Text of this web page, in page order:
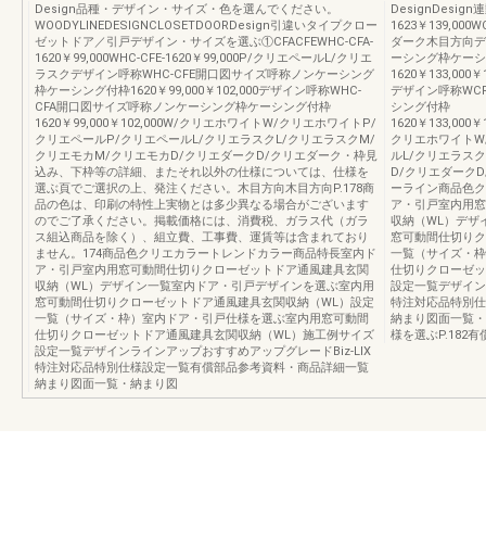
Design品種・デザイン・サイズ・色を選んでください。
WOODYLINEDESIGNCLOSETDOORDesign引違いタイプクロー
ゼットドア／引戸デザイン・サイズを選ぶ①CFACFEWHC-CFA-
1620￥99,000WHC-CFE-1620￥99,000P/クリエペールL/クリエ
ラスクデザイン呼称WHC-CFE開口図サイズ呼称ノンケーシング
枠ケーシング付枠1620￥99,000￥102,000デザイン呼称WHC-
CFA開口図サイズ呼称ノンケーシング枠ケーシング付枠
1620￥99,000￥102,000W/クリエホワイトW/クリエホワイトP/
クリエペールP/クリエペールL/クリエラスクL/クリエラスクM/
クリエモカM/クリエモカD/クリエダークD/クリエダーク・枠見
込み、下枠等の詳細、またそれ以外の仕様については、仕様を
選ぶ頁でご選択の上、発注ください。木目方向木目方向P.178商
品の色は、印刷の特性上実物とは多少異なる場合がございます
のでご了承ください。掲載価格には、消費税、ガラス代（ガラ
ス組込商品を除く）、組立費、工事費、運賃等は含まれており
ません。174商品色クリエカラートレンドカラー商品特長室内ド
ア・引戸室内用窓可動間仕切りクローゼットドア通風建具玄関
収納（WL）デザイン一覧室内ドア・引戸デザインを選ぶ室内用
窓可動間仕切りクローゼットドア通風建具玄関収納（WL）設定
一覧（サイズ・枠）室内ドア・引戸仕様を選ぶ室内用窓可動間
仕切りクローゼットドア通風建具玄関収納（WL）施工例サイズ
設定一覧デザインラインアップおすすめアップグレードBiz-LIX
特注対応品特別仕様設定一覧有償部品参考資料・商品詳細一覧
納まり図面一覧・納まり図
DesignDesign連
1623￥
ダーク木目方向
ーシング枠ケー
1620￥133,000
デザイン呼称
シング付枠
1620￥133,000
クリエホワイト
ルL/クリエラス
D/クリエダーク
ーライン商品色
ア・引戸室内用
収納（WL）デザ
窓可動間仕切り
一覧（サイズ・
仕切りクローゼ
設定一覧デザイ
特注対応品特別
納まり図面一覧
様を選ぶP.182有